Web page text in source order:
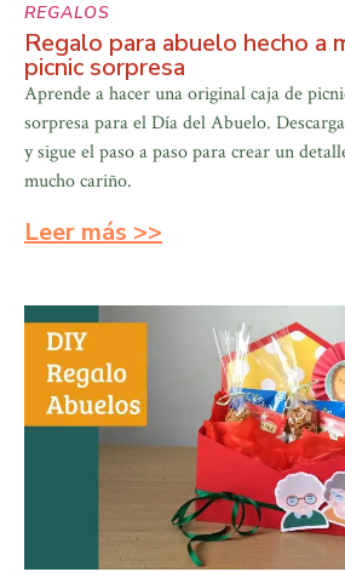
REGALOS
Regalo para abuelo hecho a
picnic sorpresa
Aprende a hacer una original caja de
sorpresa para el Día del Abuelo.
y sigue el paso a paso para crear un
mucho cariño.
Leer más >>